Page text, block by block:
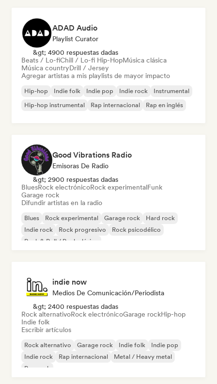
ADAD Audio
Playlist Curator
&gt; 4900 respuestas dadas
Beats / Lo-fiChill / Lo-fi Hip-HopMúsica clásica
Música countryDrill / Jersey
Agregar artistas a mis playlists de mayor impacto
Hip-hop Indie folk Indie pop Indie rock
Instrumental
Hip-hop instrumental
Rap internacional Rap en inglés
Good Vibrations Radio
Emisoras De Radio
&gt; 2900 respuestas dadas
BluesRock electrónicoRock experimentalFunk
Garage rock
Difundir artistas en la radio
Blues Rock experimental Garage rock
Hard rock
Indie rock
Rock progresivo
Rock psicodélico
Rock & Roll / Rock clásico
indie now
Medios De Comunicación/Periodista
&gt; 2400 respuestas dadas
Rock alternativoRock electrónicoGarage rockHip-hop
Indie folk
Escribir artículos
Rock alternativo Garage rock Indie folk
Indie pop
Indie rock
Rap internacional
Metal / Heavy metal
Pop rock